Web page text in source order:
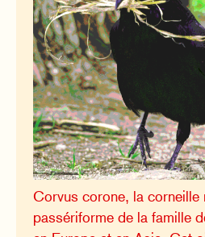
Corvus corone, la corneille
passériforme de la famille